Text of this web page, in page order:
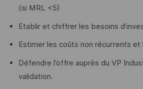
(si MRL <5)
Etablir et chiffrer les besoins
Estimer les coûts non récurrents
Défendre l’offre auprès du VP
validation.